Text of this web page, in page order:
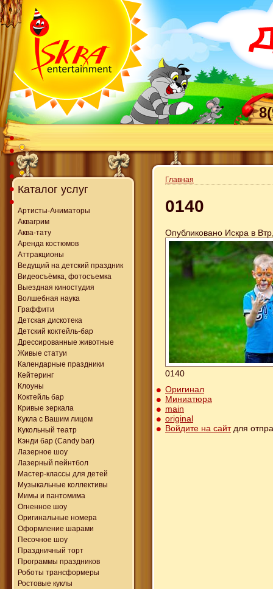
Каталог услуг
Артисты-Аниматоры
Аквагрим
Аква-тату
Аренда костюмов
Аттракционы
Ведущий на детский праздник
Видеосъёмка, фотосъемка
Выездная киностудия
Волшебная наука
Граффити
Детская дискотека
Детский коктейль-бар
Дрессированные животные
Живые статуи
Календарные праздники
Кейтеринг
Клоуны
Коктейль бар
Кривые зеркала
Кукла с Вашим лицом
Кукольный театр
Кэнди бар (Candy bar)
Лазерное шоу
Лазерный пейнтбол
Мастер-классы для детей
Музыкальные коллективы
Мимы и пантомима
Огненное шоу
Оригинальные номера
Оформление шарами
Песочное шоу
Праздничный торт
Программы праздников
Роботы трансформеры
Ростовые куклы
Главная
0140
Опубликовано Искра в
0140
Оригинал
Миниатюра
main
original
Войдите на сайтдля